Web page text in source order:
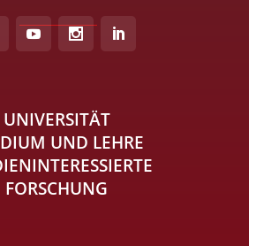
UNIVERSITÄT
UND LEHRE
FORSCHUNG